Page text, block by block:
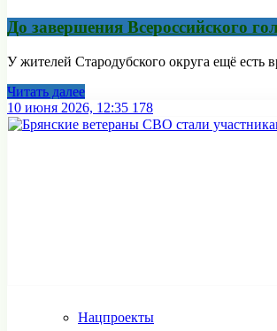
До завершения Всероссийского
У жителей Стародубского округа ещё
Читать далее
10 июня 2026, 12:35 178
Нацпроекты